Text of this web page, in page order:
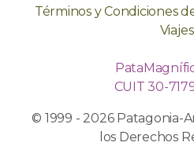
Términos y Condiciones
Viajes
CUIT 30-
© 1999 - 2026 Patagonia-
los Derechos